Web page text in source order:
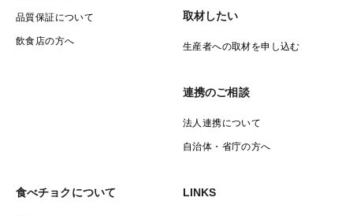
品質保証について
飲食店の方へ
取材したい
生産者への取材を申し込む
連携のご相談
法人連携について
自治体・省庁の方へ
食べチョクについて LINKS